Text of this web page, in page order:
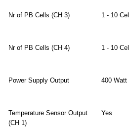
Nr of PB Cells (CH 3) 1 - 10
Nr of PB Cells (CH 4) 1 - 10
Power Supply Output 400 Watt
Temperature Sensor Output
(CH 1)
Yes